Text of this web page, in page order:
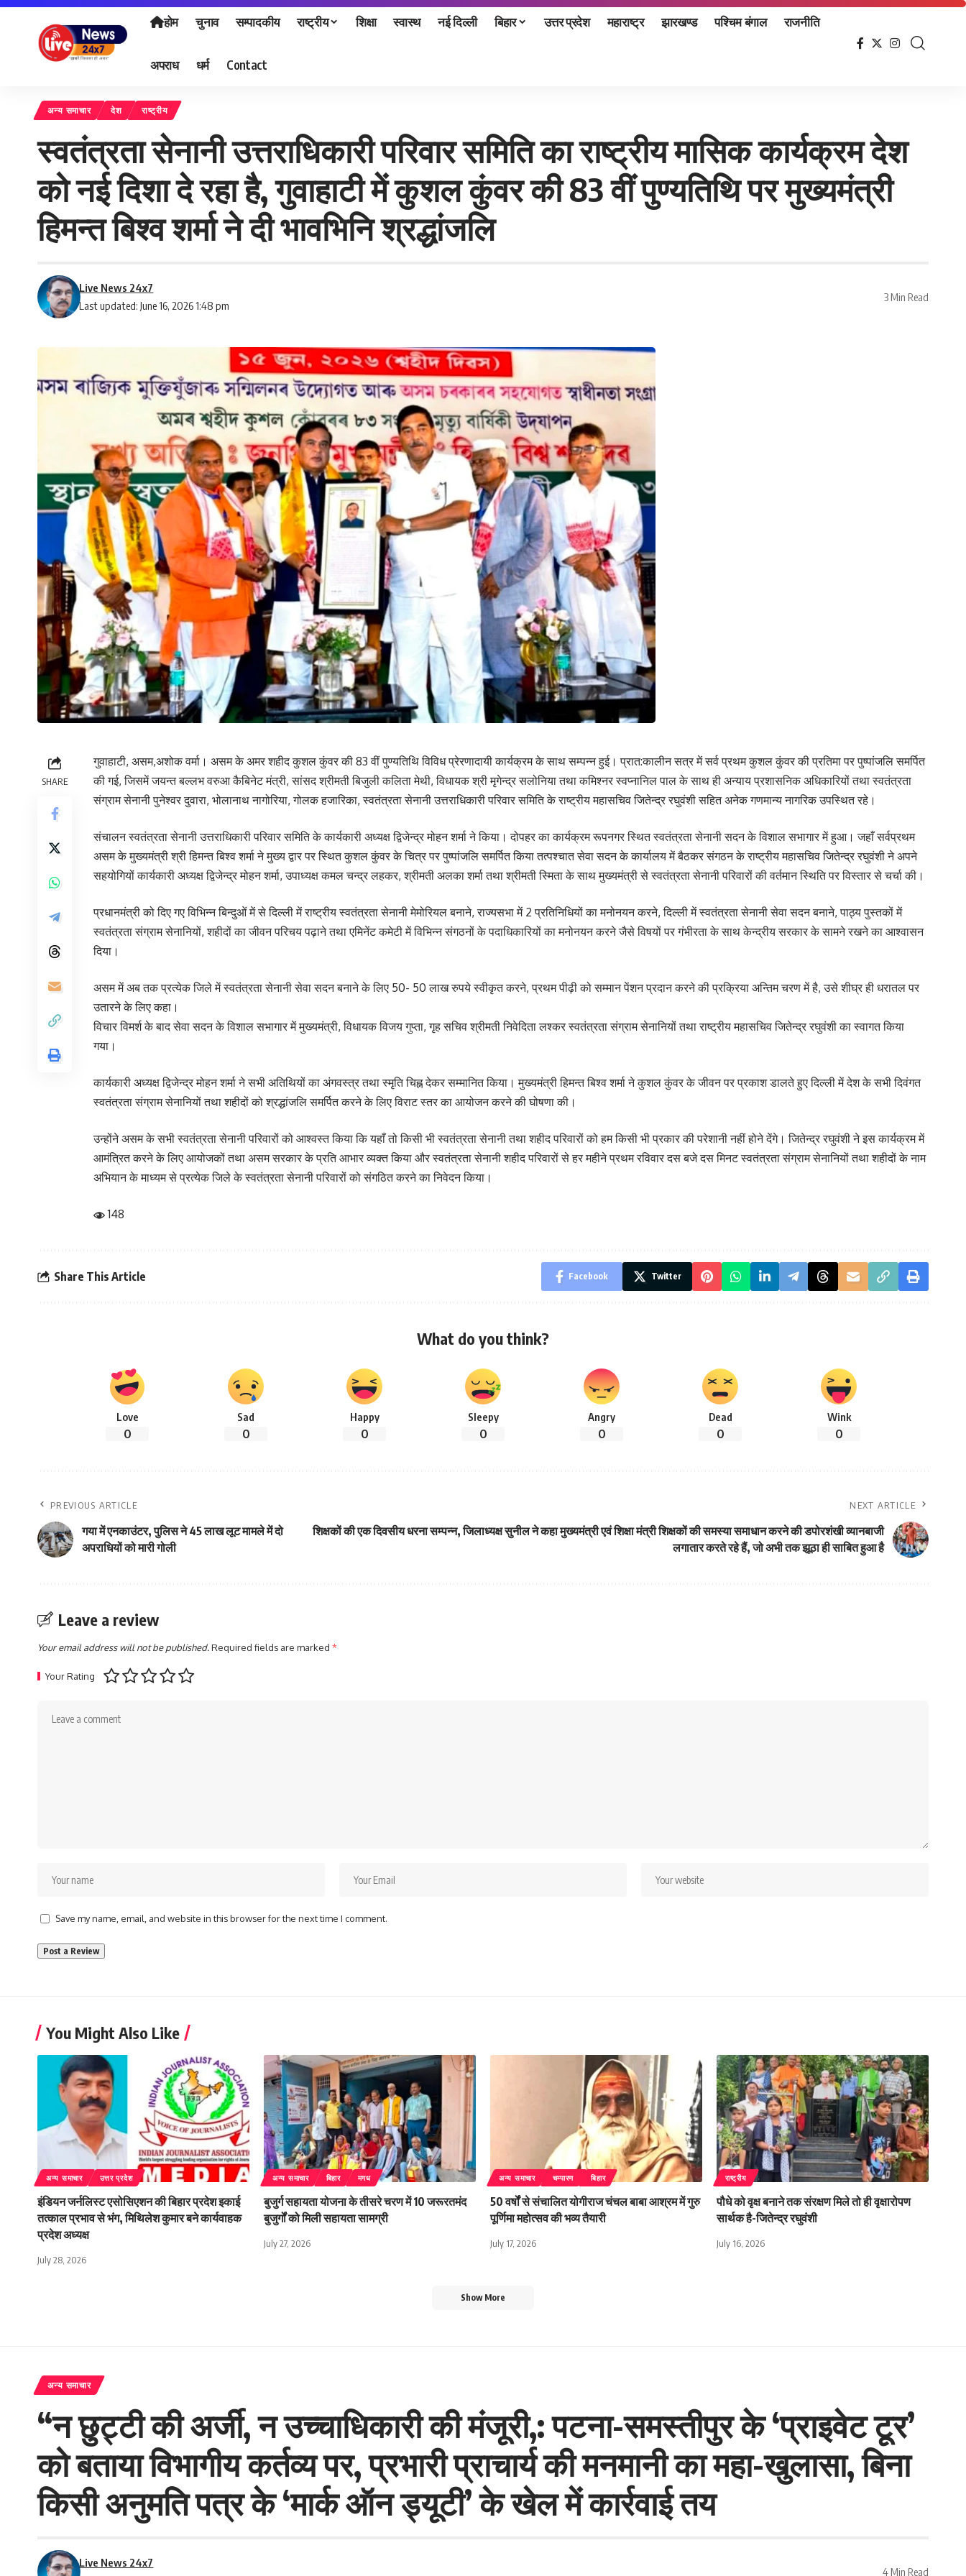
होम चुनाव सम्पादकीय राष्ट्रीय शिक्षा स्वास्थ नई दिल्ली बिहार उत्तर प्रदेश महाराष्ट्र झारखण्ड पश्चिम बंगाल राजनीति
अपराध धर्म Contact
अन्य समाचार देश राष्ट्रीय
स्वतंत्रता सेनानी उत्तराधिकारी परिवार समिति का राष्ट्रीय मासिक कार्यक्रम देश
को नई दिशा दे रहा है, गुवाहाटी में कुशल कुंवर की 83 वीं पुण्यतिथि पर मुख्यमंत्री
हिमन्त बिश्व शर्मा ने दी भावभिनि श्रद्धांजलि
Last updated: June 16, 2026 1:48 pm
Live News 24x7
3 Min Read
SHARE
गुवाहाटी, असम,अशोक वर्मा। असम के अमर शहीद कुशल कुंवर की 83 वीं पुण्यतिथि विविध प्रेरणादायी कार्यक्रम के साथ सम्पन्न हुई। प्रात:कालीन सत्र में सर्व प्रथम कुशल कुंवर की प्रतिमा पर पुष्पांजलि समर्पित
की गई, जिसमें जयन्त बल्लभ वरुआ कैबिनेट मंत्री, सांसद श्रीमती बिजुली कलिता मेथी, विधायक श्री मृगेन्द्र सलोनिया तथा कमिश्नर स्वप्नानिल पाल के साथ ही अन्याय प्रशासनिक अधिकारियों तथा स्वतंत्रता
संग्राम सेनानी पुनेश्वर दुवारा, भोलानाथ नागोरिया, गोलक हजारिका, स्वतंत्रता सेनानी उत्तराधिकारी परिवार समिति के राष्ट्रीय महासचिव जितेन्द्र रघुवंशी सहित अनेक गणमान्य नागरिक उपस्थित रहे।
संचालन स्वतंत्रता सेनानी उत्तराधिकारी परिवार समिति के कार्यकारी अध्यक्ष द्विजेन्द्र मोहन शर्मा ने किया। दोपहर का कार्यक्रम रूपनगर स्थित स्वतंत्रता सेनानी सदन के विशाल सभागार में हुआ। जहाँ सर्वप्रथम
असम के मुख्यमंत्री श्री हिमन्त बिश्व शर्मा ने मुख्य द्वार पर स्थित कुशल कुंवर के चित्र पर पुष्पांजलि समर्पित किया तत्पश्चात सेवा सदन के कार्यालय में बैठकर संगठन के राष्ट्रीय महासचिव जितेन्द्र रघुवंशी ने अपने
सहयोगियों कार्यकारी अध्यक्ष द्विजेन्द्र मोहन शर्मा, उपाध्यक्ष कमल चन्द्र लहकर, श्रीमती अलका शर्मा तथा श्रीमती स्मिता के साथ मुख्यमंत्री से स्वतंत्रता सेनानी परिवारों की वर्तमान स्थिति पर विस्तार से चर्चा की।
प्रधानमंत्री को दिए गए विभिन्न बिन्दुओं में से दिल्ली में राष्ट्रीय स्वतंत्रता सेनानी मेमोरियल बनाने, राज्यसभा में 2 प्रतिनिधियों का मनोनयन करने, दिल्ली में स्वतंत्रता सेनानी सेवा सदन बनाने, पाठ्य पुस्तकों में
स्वतंत्रता संग्राम सेनानियों, शहीदों का जीवन परिचय पढ़ाने तथा एमिनेंट कमेटी में विभिन्न संगठनों के पदाधिकारियों का मनोनयन करने जैसे विषयों पर गंभीरता के साथ केन्द्रीय सरकार के सामने रखने का आश्वासन
दिया।
असम में अब तक प्रत्येक जिले में स्वतंत्रता सेनानी सेवा सदन बनाने के लिए 50- 50 लाख रुपये स्वीकृत करने, प्रथम पीढ़ी को सम्मान पेंशन प्रदान करने की प्रक्रिया अन्तिम चरण में है, उसे शीघ्र ही धरातल पर
उतारने के लिए कहा।
विचार विमर्श के बाद सेवा सदन के विशाल सभागार में मुख्यमंत्री, विधायक विजय गुप्ता, गृह सचिव श्रीमती निवेदिता लश्कर स्वतंत्रता संग्राम सेनानियों तथा राष्ट्रीय महासचिव जितेन्द्र रघुवंशी का स्वागत किया
गया।
कार्यकारी अध्यक्ष द्विजेन्द्र मोहन शर्मा ने सभी अतिथियों का अंगवस्त्र तथा स्मृति चिह्न देकर सम्मानित किया। मुख्यमंत्री हिमन्त बिश्व शर्मा ने कुशल कुंवर के जीवन पर प्रकाश डालते हुए दिल्ली में देश के सभी दिवंगत
स्वतंत्रता संग्राम सेनानियों तथा शहीदों को श्रद्धांजलि समर्पित करने के लिए विराट स्तर का आयोजन करने की घोषणा की।
उन्होंने असम के सभी स्वतंत्रता सेनानी परिवारों को आश्वस्त किया कि यहाँ तो किसी भी स्वतंत्रता सेनानी तथा शहीद परिवारों को हम किसी भी प्रकार की परेशानी नहीं होने देंगे। जितेन्द्र रघुवंशी ने इस कार्यक्रम में
आमंत्रित करने के लिए आयोजकों तथा असम सरकार के प्रति आभार व्यक्त किया और स्वतंत्रता सेनानी शहीद परिवारों से हर महीने प्रथम रविवार दस बजे दस मिनट स्वतंत्रता संग्राम सेनानियों तथा शहीदों के नाम
अभियान के माध्यम से प्रत्येक जिले के स्वतंत्रता सेनानी परिवारों को संगठित करने का निवेदन किया।
148
Share This Article Facebook Twitter
What do you think?
Love
0
Sad
0
Happy
0
Sleepy
0
Angry
0
Dead
0
Wink
0
PREVIOUS ARTICLE
गया में एनकाउंटर, पुलिस ने 45 लाख लूट मामले में दो
अपराधियों को मारी गोली
NEXT ARTICLE
शिक्षकों की एक दिवसीय धरना सम्पन्न, जिलाध्यक्ष सुनील ने कहा मुख्यमंत्री एवं शिक्षा मंत्री शिक्षकों की समस्या समाधान करने की डपोरशंखी व्यानबाजी
लगातार करते रहे हैं, जो अभी तक झूठा ही साबित हुआ है
Leave a review
Your email address will not be published.Required fields are marked *
Your Rating
Save my name, email, and website in this browser for the next time I comment.
You Might Also Like
अन्य समाचार उत्तर प्रदेश
इंडियन जर्नलिस्ट एसोसिएशन की बिहार प्रदेश इकाई
तत्काल प्रभाव से भंग, मिथिलेश कुमार बने कार्यवाहक
प्रदेश अध्यक्ष
July 28, 2026
अन्य समाचार बिहार मगध
बुजुर्ग सहायता योजना के तीसरे चरण में 10 जरूरतमंद
बुजुर्गों को मिली सहायता सामग्री
July 27, 2026
अन्य समाचार चम्पारण बिहार
50 वर्षों से संचालित योगीराज चंचल बाबा आश्रम में गुरु
पूर्णिमा महोत्सव की भव्य तैयारी
July 17, 2026
राष्ट्रीय
पौधे को वृक्ष बनाने तक संरक्षण मिले तो ही वृक्षारोपण
सार्थक है-जितेन्द्र रघुवंशी
July 16, 2026
Show More
अन्य समाचार
“न छुट्टी की अर्जी, न उच्चाधिकारी की मंजूरी,: पटना-समस्तीपुर के ‘प्राइवेट टूर’
को बताया विभागीय कर्तव्य पर, प्रभारी प्राचार्य की मनमानी का महा-खुलासा, बिना
किसी अनुमति पत्र के ‘मार्क ऑन ड्यूटी’ के खेल में कार्रवाई तय
Live News 24x7
4 Min Read